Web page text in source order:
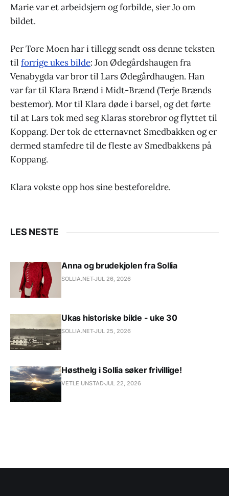
Marie var et arbeidsjern og forbilde, sier Jo om
bildet.
Per Tore Moen har i tillegg sendt oss denne teksten
til forrige ukes bilde: Jon Ødegårdshaugen fra
Venabygda var bror til Lars Ødegårdhaugen. Han
var far til Klara Brænd i Midt-Brænd (Terje Brænds
bestemor). Mor til Klara døde i barsel, og det førte
til at Lars tok med seg Klaras storebror og flyttet til
Koppang. Der tok de etternavnet Smedbakken og er
dermed stamfedre til de fleste av Smedbakkens på
Koppang.
Klara vokste opp hos sine besteforeldre.
LES NESTE
Anna og brudekjolen fra Sollia
SOLLIA.NETJUL 26, 2026
Ukas historiske bilde - uke 30
SOLLIA.NETJUL 25, 2026
Høsthelg i Sollia søker frivillige!
VETLE UNSTADJUL 22, 2026